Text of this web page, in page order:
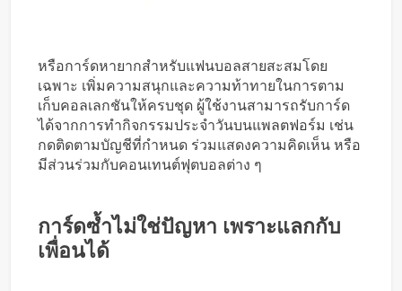
หรือการ์ดหายากสำหรับแฟนบอลสายสะสมโดย
เฉพาะ เพิ่มความสนุกและความท้าทายในการตาม
เก็บคอลเลกชันให้ครบชุด ผู้ใช้งานสามารถรับการ์ด
ได้จากการทำกิจกรรมประจำวันบนแพลตฟอร์ม เช่น
กดติดตามบัญชีที่กำหนด ร่วมแสดงความคิดเห็น หรือ
มีส่วนร่วมกับคอนเทนต์ฟุตบอลต่าง ๆ
การ์ดซ้ำไม่ใช่ปัญหา เพราะแลกกับ
เพื่อนได้